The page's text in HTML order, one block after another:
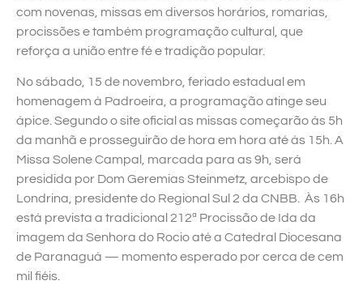
com novenas, missas em diversos horários, romarias,
procissões e também programação cultural, que
reforça a união entre fé e tradição popular.
No sábado, 15 de novembro, feriado estadual em
homenagem à Padroeira, a programação atinge seu
ápice. Segundo o site oficial as missas começarão às 5h
da manhã e prosseguirão de hora em hora até às 15h. A
Missa Solene Campal, marcada para as 9h, será
presidida por Dom Geremias Steinmetz, arcebispo de
Londrina, presidente do Regional Sul 2 da CNBB. Às 16h
está prevista a tradicional 212ª Procissão de Ida da
imagem da Senhora do Rocio até a Catedral Diocesana
de Paranaguá — momento esperado por cerca de cem
mil fiéis.